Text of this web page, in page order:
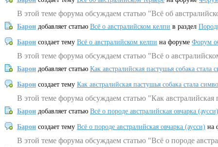
В этой теме форума обсуждаем статью "Всё об
Барон добавляет статью Всё о австралийском келпи в раздел
Барон создает тему Всё о австралийском келпи на форуме Форум
В этой теме форума обсуждаем статью "Всё о
Барон добавляет статью Как австралийская пастушья собака
Барон создает тему Как австралийская пастушья собака стала
В этой теме форума обсуждаем статью "Как
Барон добавляет статью Всё о породе австралийская овчарка (аусси)
Барон создает тему Всё о породе австралийская овчарка (аусси) на
В этой теме форума обсуждаем статью "Всё о породе